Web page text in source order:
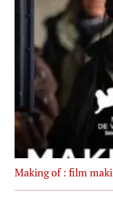
Making of : film